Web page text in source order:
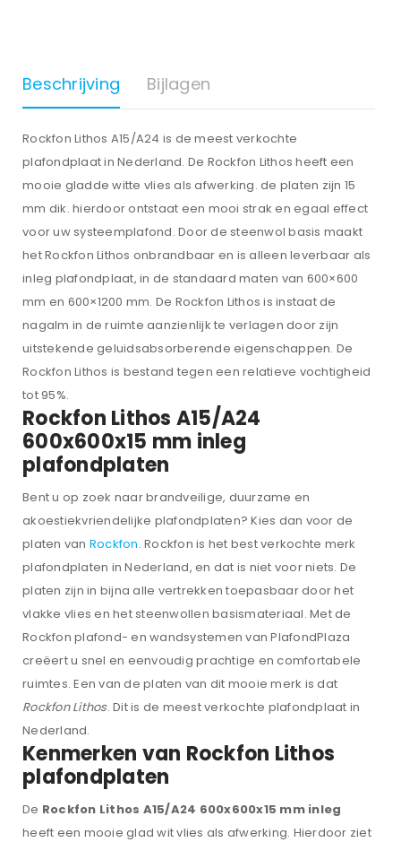
Beschrijving Bijlagen
Rockfon Lithos A15/A24 is de meest verkochte
plafondplaat in Nederland. De Rockfon Lithos heeft een
mooie gladde witte vlies als afwerking. de platen zijn 15
mm dik. hierdoor ontstaat een mooi strak en egaal effect
voor uw systeemplafond. Door de steenwol basis maakt
het Rockfon Lithos onbrandbaar en is alleen leverbaar als
inleg plafondplaat, in de standaard maten van 600×600
mm en 600×1200 mm. De Rockfon Lithos is instaat de
nagalm in de ruimte aanzienlijk te verlagen door zijn
uitstekende geluidsabsorberende eigenschappen. De
Rockfon Lithos is bestand tegen een relatieve vochtigheid
tot 95%.
Rockfon Lithos A15/A24
600x600x15 mm inleg
plafondplaten
Bent u op zoek naar brandveilige, duurzame en
akoestiekvriendelijke plafondplaten? Kies dan voor de
platen van Rockfon. Rockfon is het best verkochte merk
plafondplaten in Nederland, en dat is niet voor niets. De
platen zijn in bijna alle vertrekken toepasbaar door het
vlakke vlies en het steenwollen basismateriaal. Met de
Rockfon plafond- en wandsystemen van PlafondPlaza
creëert u snel en eenvoudig prachtige en comfortabele
ruimtes. Een van de platen van dit mooie merk is dat
Rockfon Lithos. Dit is de meest verkochte plafondplaat in
Nederland.
Kenmerken van Rockfon Lithos
plafondplaten
De Rockfon Lithos A15/A24 600x600x15 mm inleg
heeft een mooie glad wit vlies als afwerking. Hierdoor ziet